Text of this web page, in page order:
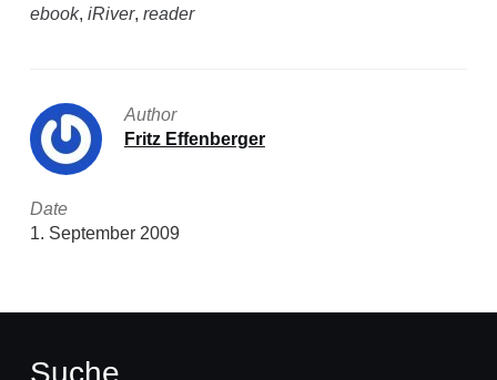
ebook, iRiver, reader
Author
Fritz Effenberger
Date
1. September 2009
Suche